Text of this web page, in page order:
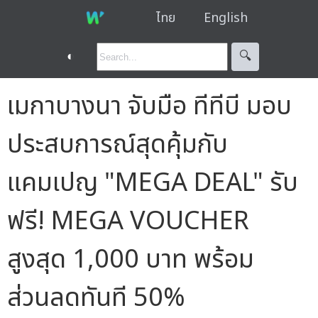
ไทย English
◐ 🔍︎
เมกาบางนา จับมือ ทีทีบี มอบ
ประสบการณ์สุดคุ้มกับ
แคมเปญ "MEGA DEAL" รับ
ฟรี! MEGA VOUCHER
สูงสุด 1,000 บาท พร้อม
ส่วนลดทันที 50%